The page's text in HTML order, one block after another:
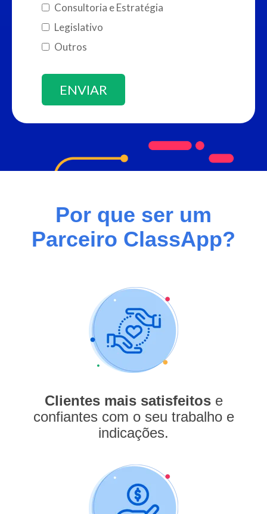
Consultoria e Estratégia
Legislativo
Outros
Por que ser um
Parceiro ClassApp?
Clientes mais satisfeitose
confiantes com o seu trabalho e
indicações.